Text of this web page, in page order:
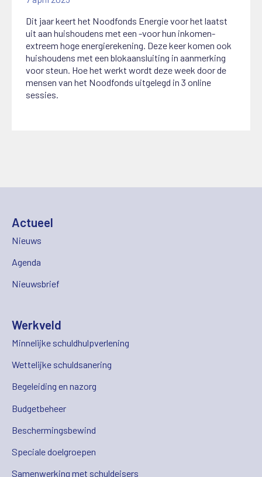
Dit jaar keert het Noodfonds Energie voor het laatst
uit aan huishoudens met een -voor hun inkomen-
extreem hoge energierekening. Deze keer komen ook
huishoudens met een blokaansluiting in aanmerking
voor steun. Hoe het werkt wordt deze week door de
mensen van het Noodfonds uitgelegd in 3 online
sessies.
Actueel
Nieuws
Agenda
Nieuwsbrief
Werkveld
Minnelijke schuldhulpverlening
Wettelijke schuldsanering
Begeleiding en nazorg
Budgetbeheer
Beschermingsbewind
Speciale doelgroepen
Samenwerking met schuldeisers